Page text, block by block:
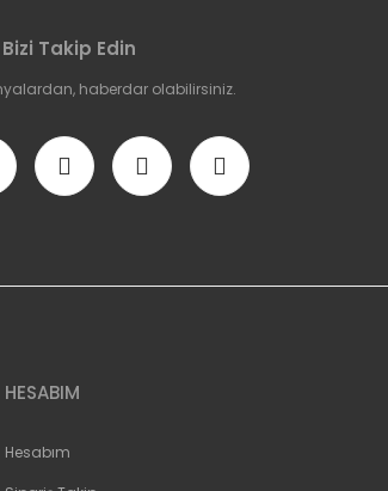
Takip Edin
haberdar olabilirsiniz.
HESABIM
Hesabım